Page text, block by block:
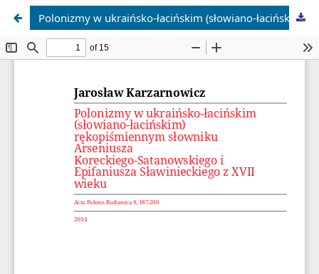
Polonizmy w ukraińsko-łacińskim (słowiano-łacińskim) rękopiśmiennym słowniku Arseniusza Koreckiego-Satanowskiego i Epifaniusza Sławinieckiego z XVII wieku